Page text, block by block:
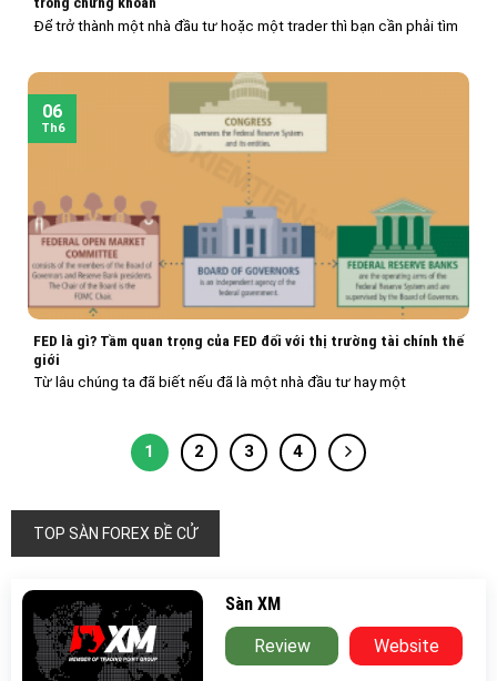
Để trở thành một nhà đầu tư hoặc một trader thì bạn cần phải tìm
FED là gì? Tầm quan trọng của FED đối với thị trường tài chính thế
giới
Từ lâu chúng ta đã biết nếu đã là một nhà đầu tư hay một
06
Th6
1 2 3 4
TOP SÀN FOREX ĐỀ CỬ
Sàn XM
Review
Website